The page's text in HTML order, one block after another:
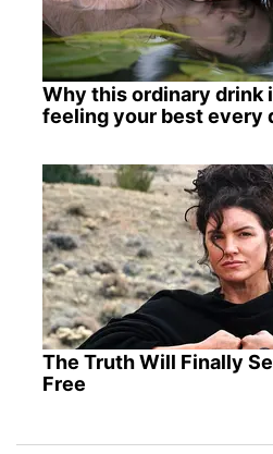
Why this ordinary drink
feeling your best every
The Truth Will Finally
Free